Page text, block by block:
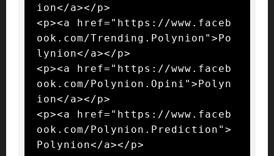
ion</a></p>
<p><a href="https://www.faceb
ook.com/Trending.Polynion">Po
lynion</a></p>
<p><a href="https://www.faceb
ook.com/Polynion.Opini">Polyn
ion</a></p>
<p><a href="https://www.faceb
ook.com/Polynion.Prediction">
Polynion</a></p>